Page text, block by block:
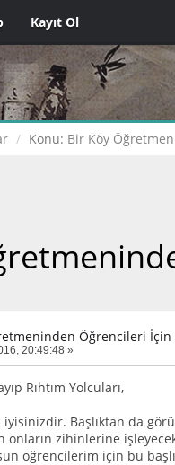
Kayıt Ol
Konu: Bir Köy
Öğrencileri İçin
20:49:48 »
Rıhtım Yolcuları,
Başlıktan da
onların zihinlerine
öğrencilerim için bu